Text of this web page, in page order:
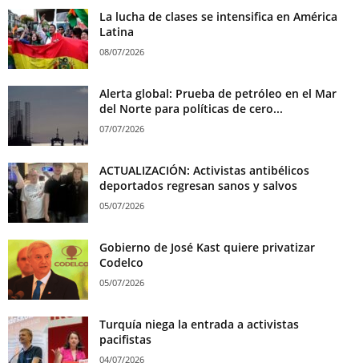
La lucha de clases se intensifica en América
Latina
08/07/2026
Alerta global: Prueba de petróleo en el Mar
del Norte para políticas de cero...
07/07/2026
ACTUALIZACIÓN: Activistas antibélicos
deportados regresan sanos y salvos
05/07/2026
Gobierno de José Kast quiere privatizar
Codelco
05/07/2026
Turquía niega la entrada a activistas
pacifistas
04/07/2026